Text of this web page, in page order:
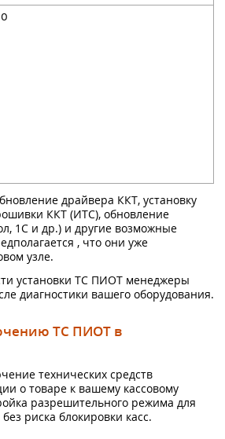
драйвера ККТ, установку
ККТ (ИТС), обновление
1С и др.) и другие возможные
, что они уже
узле.
установки ТС ПИОТ менеджеры
диагностики вашего оборудования.
ТС ПИОТ в
технических средств
о товаре к вашему кассовому
разрешительного режима для
риска блокировки касс.